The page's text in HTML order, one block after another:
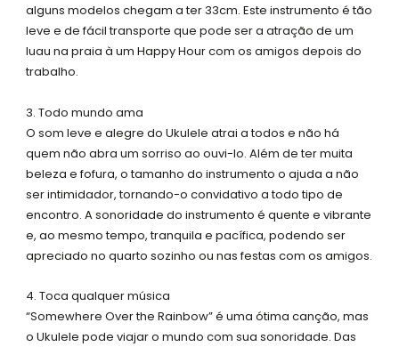
alguns modelos chegam a ter 33cm. Este instrumento é tão
leve e de fácil transporte que pode ser a atração de um
luau na praia à um Happy Hour com os amigos depois do
trabalho.
3. Todo mundo ama
O som leve e alegre do Ukulele atrai a todos e não há
quem não abra um sorriso ao ouvi-lo. Além de ter muita
beleza e fofura, o tamanho do instrumento o ajuda a não
ser intimidador, tornando-o convidativo a todo tipo de
encontro. A sonoridade do instrumento é quente e vibrante
e, ao mesmo tempo, tranquila e pacífica, podendo ser
apreciado no quarto sozinho ou nas festas com os amigos.
4. Toca qualquer música
“Somewhere Over the Rainbow” é uma ótima canção, mas
o Ukulele pode viajar o mundo com sua sonoridade. Das